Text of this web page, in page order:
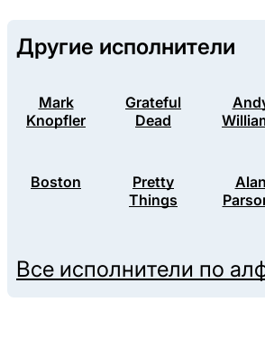
Другие исполнители
Mark
Knopfler
Grateful
Dead
Boston
Pretty
Things
Alan
Все исполнители по